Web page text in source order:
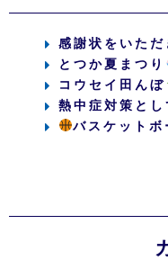
感謝状をいただ
とつか夏まつり
コウセイ田んぼ
熱中症対策とし
バスケットボ